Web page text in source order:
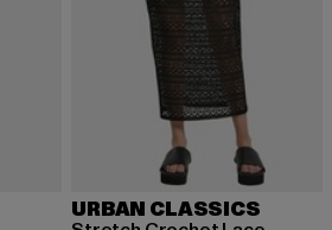
URBAN CLASSICS